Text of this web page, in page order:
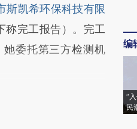
斯凯希环保科技有限
称完工报告）。完工
委托第三方检测机
编
“
民